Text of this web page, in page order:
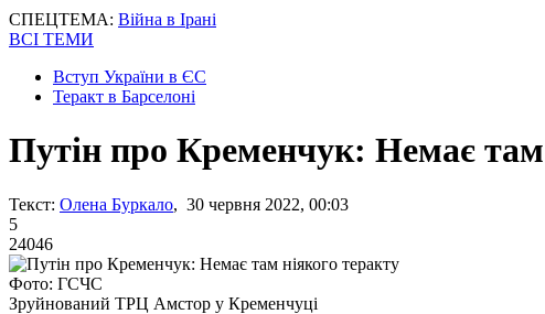
СПЕЦТЕМА: Війна в Ірані
ВСІ ТЕМИ
Вступ України в ЄС
Теракт в Барселоні
Путін про Кременчук: Немає там
Текст: Олена Буркало, 30 червня 2022, 00:03
5
24046
Фото: ГСЧС
Зруйнований ТРЦ Амстор у Кременчуці